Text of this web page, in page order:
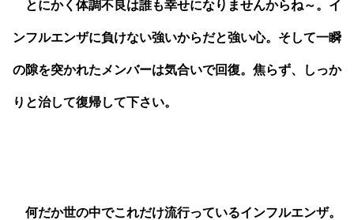
とにかく体調不良は誰も幸せになりませんからね～。イ
ンフルエンザに負けない強いからだと強い心。そして一瞬
の隙を突かれたメンバーは気合いで回復。焦らず、しっか
りと治して復帰して下さい。
何だか世の中でこれだけ流行っているインフルエンザ。